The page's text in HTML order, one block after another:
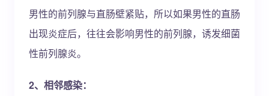
男性的前列腺与直肠壁紧贴，所以如果男性的直肠
出现炎症后，往往会影响男性的前列腺，诱发细菌
性前列腺炎。
2、相邻感染：